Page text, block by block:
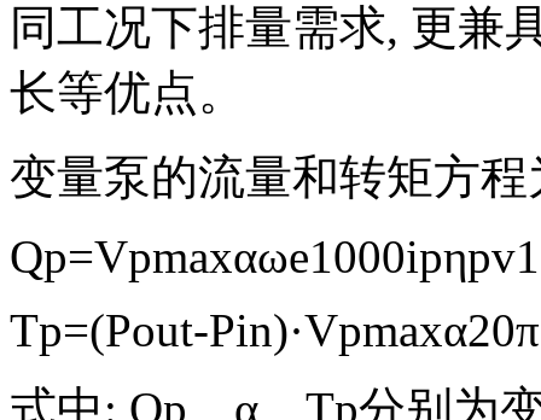
同工况下排量需求, 更兼
长等优点。
变量泵的流量和转矩方程
Qp=Vpmaxαωe1000ipηpv1
Tp=(Pout-Pin)·Vpmaxα20π
式中: Qp、 α、 Tp分别为